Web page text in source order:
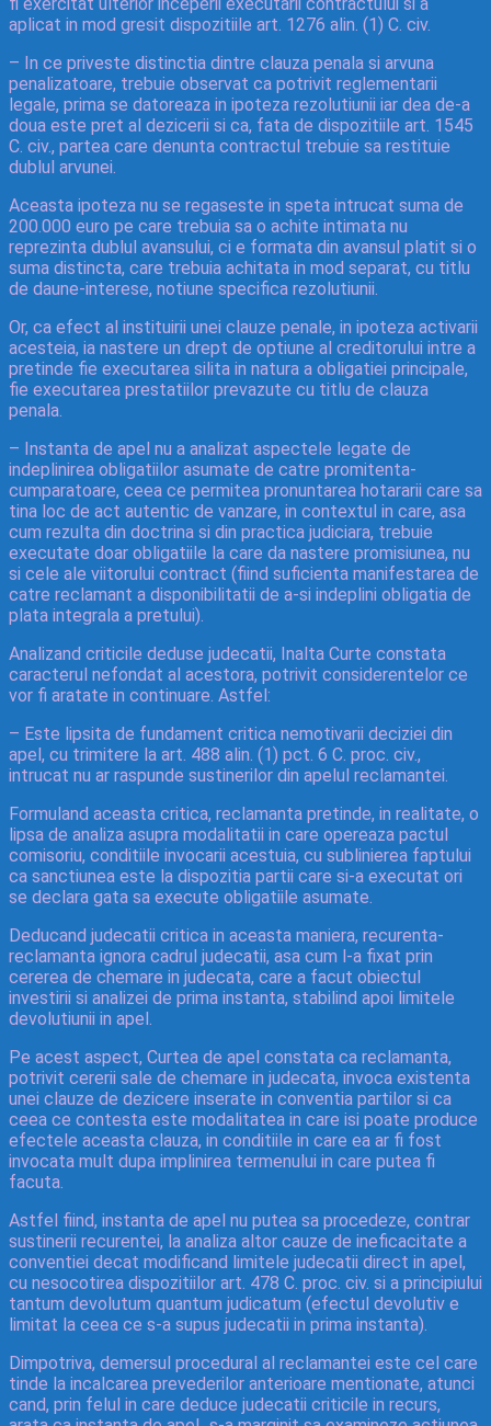
aplicat in mod gresit dispozitiile art. 1276 alin. (1) C. civ.
– In ce priveste distinctia dintre clauza penala si arvuna
penalizatoare, trebuie observat ca potrivit reglementarii
legale, prima se datoreaza in ipoteza rezolutiunii iar dea de-a
doua este pret al dezicerii si ca, fata de dispozitiile art. 1545
C. civ., partea care denunta contractul trebuie sa restituie
dublul arvunei.
Aceasta ipoteza nu se regaseste in speta intrucat suma de
200.000 euro pe care trebuia sa o achite intimata nu
reprezinta dublul avansului, ci e formata din avansul platit si o
suma distincta, care trebuia achitata in mod separat, cu titlu
de daune-interese, notiune specifica rezolutiunii.
Or, ca efect al instituirii unei clauze penale, in ipoteza activarii
acesteia, ia nastere un drept de optiune al creditorului intre a
pretinde fie executarea silita in natura a obligatiei principale,
fie executarea prestatiilor prevazute cu titlu de clauza
penala.
– Instanta de apel nu a analizat aspectele legate de
indeplinirea obligatiilor asumate de catre promitenta-
cumparatoare, ceea ce permitea pronuntarea hotararii care sa
tina loc de act autentic de vanzare, in contextul in care, asa
cum rezulta din doctrina si din practica judiciara, trebuie
executate doar obligatiile la care da nastere promisiunea, nu
si cele ale viitorului contract (fiind suficienta manifestarea de
catre reclamant a disponibilitatii de a-si indeplini obligatia de
plata integrala a pretului).
Analizand criticile deduse judecatii, Inalta Curte constata
caracterul nefondat al acestora, potrivit considerentelor ce
vor fi aratate in continuare. Astfel:
– Este lipsita de fundament critica nemotivarii deciziei din
apel, cu trimitere la art. 488 alin. (1) pct. 6 C. proc. civ.,
intrucat nu ar raspunde sustinerilor din apelul reclamantei.
Formuland aceasta critica, reclamanta pretinde, in realitate, o
lipsa de analiza asupra modalitatii in care opereaza pactul
comisoriu, conditiile invocarii acestuia, cu sublinierea faptului
ca sanctiunea este la dispozitia partii care si-a executat ori
se declara gata sa execute obligatiile asumate.
Deducand judecatii critica in aceasta maniera, recurenta-
reclamanta ignora cadrul judecatii, asa cum l-a fixat prin
cererea de chemare in judecata, care a facut obiectul
investirii si analizei de prima instanta, stabilind apoi limitele
devolutiunii in apel.
Pe acest aspect, Curtea de apel constata ca reclamanta,
potrivit cererii sale de chemare in judecata, invoca existenta
unei clauze de dezicere inserate in conventia partilor si ca
ceea ce contesta este modalitatea in care isi poate produce
efectele aceasta clauza, in conditiile in care ea ar fi fost
invocata mult dupa implinirea termenului in care putea fi
facuta.
Astfel fiind, instanta de apel nu putea sa procedeze, contrar
sustinerii recurentei, la analiza altor cauze de ineficacitate a
conventiei decat modificand limitele judecatii direct in apel,
cu nesocotirea dispozitiilor art. 478 C. proc. civ. si a principiului
tantum devolutum quantum judicatum (efectul devolutiv e
limitat la ceea ce s-a supus judecatii in prima instanta).
Dimpotriva, demersul procedural al reclamantei este cel care
tinde la incalcarea prevederilor anterioare mentionate, atunci
cand, prin felul in care deduce judecatii criticile in recurs,